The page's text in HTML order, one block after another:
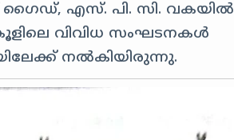
ഗൈഡ്, എസ്. പി. സി. വകയിൽ
വിവിധ സംഘടനകൾ
നൽകിയിരുന്നു.